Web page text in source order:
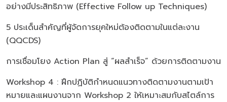
อย่างมีประสิทธิภาพ (Effective Follow up Techniques)
5 ประเด็นสำคัญที่ผู้จัดการยุคใหม่ต้องติดตามในแต่ละงาน
(QQCDS)
การเชื่อมโยง Action Plan สู่ “ผลสำเร็จ” ด้วยการติดตามงาน
Workshop 4 : ฝึกปฏิบัติกำหนดแนวทางติดตามงานตามเป้า
หมายและแผนงานจาก Workshop 2 ให้เหมาะสมกับสไตล์การ